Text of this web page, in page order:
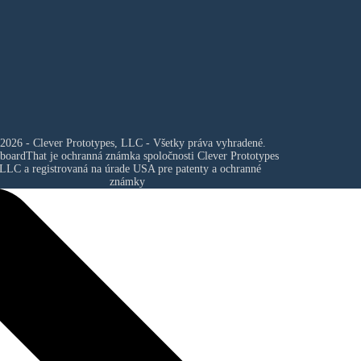
- Clever Prototypes, LLC - Všetky práva vyhradené.
je ochranná známka spoločnosti Clever Prototypes
a registrovaná na úrade USA pre patenty a ochranné
známky